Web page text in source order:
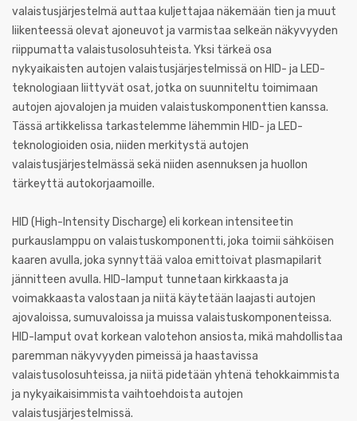
valaistusjärjestelmä auttaa kuljettajaa näkemään tien ja muut
liikenteessä olevat ajoneuvot ja varmistaa selkeän näkyvyyden
riippumatta valaistusolosuhteista. Yksi tärkeä osa
nykyaikaisten autojen valaistusjärjestelmissä on HID- ja LED-
teknologiaan liittyvät osat, jotka on suunniteltu toimimaan
autojen ajovalojen ja muiden valaistuskomponenttien kanssa.
Tässä artikkelissa tarkastelemme lähemmin HID- ja LED-
teknologioiden osia, niiden merkitystä autojen
valaistusjärjestelmässä sekä niiden asennuksen ja huollon
tärkeyttä autokorjaamoille.
HID (High-Intensity Discharge) eli korkean intensiteetin
purkauslamppu on valaistuskomponentti, joka toimii sähköisen
kaaren avulla, joka synnyttää valoa emittoivat plasmapilarit
jännitteen avulla. HID-lamput tunnetaan kirkkaasta ja
voimakkaasta valostaan ja niitä käytetään laajasti autojen
ajovaloissa, sumuvaloissa ja muissa valaistuskomponenteissa.
HID-lamput ovat korkean valotehon ansiosta, mikä mahdollistaa
paremman näkyvyyden pimeissä ja haastavissa
valaistusolosuhteissa, ja niitä pidetään yhtenä tehokkaimmista
ja nykyaikaisimmista vaihtoehdoista autojen
valaistusjärjestelmissä.